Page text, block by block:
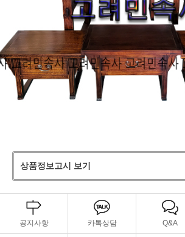
상품정보고시 보기
공지사항 카톡상담 Q&A